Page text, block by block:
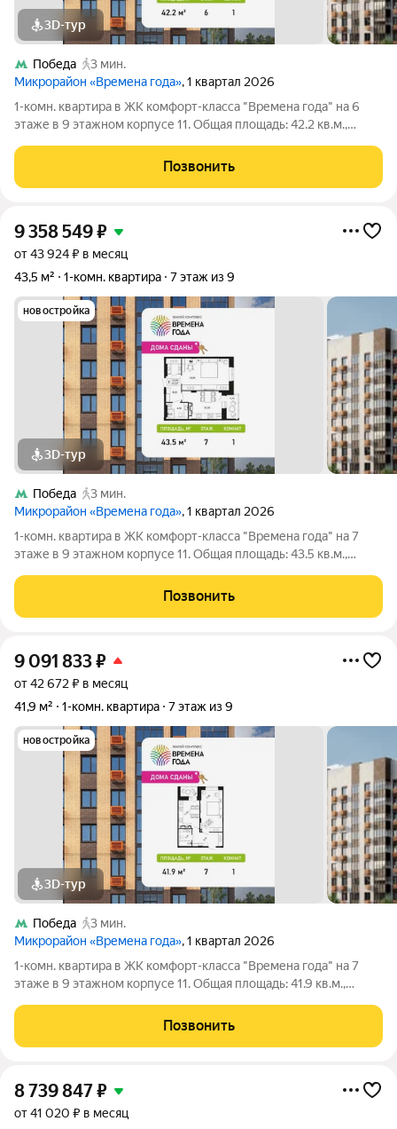
3D-тур
Победа
3 мин.
Микрорайон «Времена года», 1 квартал 2026
1-комн. квартира в ЖК комфорт-класса "Времена года" на 6
этаже в 9 этажном корпусе 11. Общая площадь: 42.2 кв.м.,
современный жилой комплекс комфорт-класса,
расположенный в тихом и зеленом
Позвонить
9 358 549₽
от 43 924 ₽ в месяц
43,5 м²
1-комн. квартира 7 этаж из 9
новостройка
3D-тур
Победа
3 мин.
Микрорайон «Времена года», 1 квартал 2026
1-комн. квартира в ЖК комфорт-класса "Времена года" на 7
этаже в 9 этажном корпусе 11. Общая площадь: 43.5 кв.м.,
современный жилой комплекс комфорт-класса,
расположенный в тихом и зеленом
Позвонить
9 091 833₽
от 42 672 ₽ в месяц
41,9 м²
1-комн. квартира 7 этаж из 9
новостройка
3D-тур
Победа
3 мин.
Микрорайон «Времена года», 1 квартал 2026
1-комн. квартира в ЖК комфорт-класса "Времена года" на 7
этаже в 9 этажном корпусе 11. Общая площадь: 41.9 кв.м.,
современный жилой комплекс комфорт-класса,
расположенный в тихом и зеленом
Позвонить
8 739 847₽
от 41 020 ₽ в месяц